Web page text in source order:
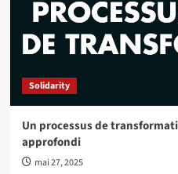
Solidarity
Un processus de
approfondi
mai 27, 2025